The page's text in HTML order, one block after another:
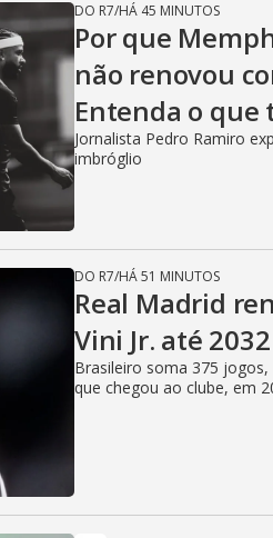
DO R7/HÁ 45 MINUTOS
Por que
não renovou
Entenda o que
Jornalista Pedro Ramiro
imbróglio
DO R7/HÁ 51 MINUTOS
Real Madrid
Vini Jr. até 2032
Brasileiro soma 375
que chegou ao clube, em